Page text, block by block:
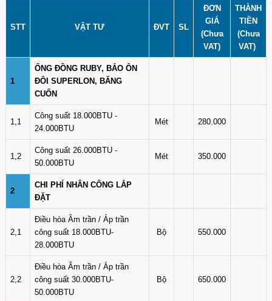
STT VẬT TƯ ĐVT SL
ĐƠN
GIÁ
(Chưa
VAT)
THÀNH
TIỀN
(Chưa
VAT)
1
ỐNG ĐỒNG RUBY, BẢO ÔN
ĐÔI SUPERLON, BĂNG
CUỐN
1,1
Công suất 18.000BTU -
24.000BTU
Mét 280.000
1,2
Công suất 26.000BTU -
50.000BTU
Mét 350.000
2
CHI PHÍ NHÂN CÔNG LẮP
ĐẶT
2,1
Điều hòa Âm trần / Áp trần
công suất 18.000BTU-
28.000BTU
Bộ 550.000
2,2
Điều hòa Âm trần / Áp trần
công suất 30.000BTU-
50.000BTU
Bộ 650.000